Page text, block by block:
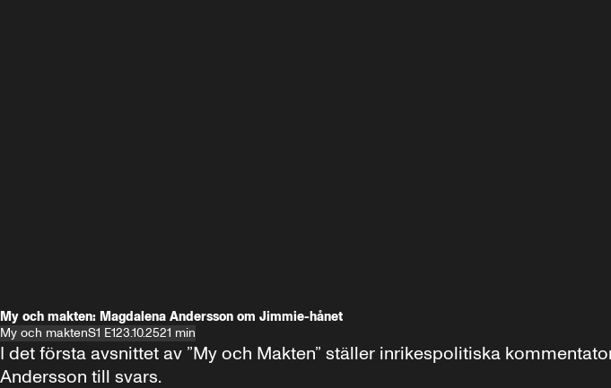
My och makten: Magdalena Andersson om Jimmie-hånet
My och maktenS1 E123.10.2521 min
I det första avsnittet av ”My och Makten” ställer inrikespolitiska
Andersson till svars.